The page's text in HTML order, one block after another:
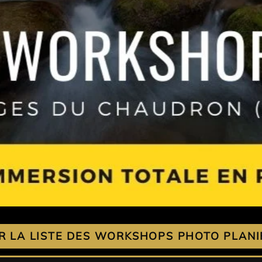
LA LISTE DES WORKSHOPS PHOTO